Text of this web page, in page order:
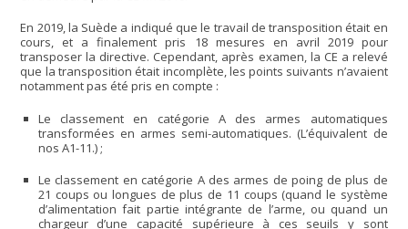
En 2019, la Suède a indiqué que le travail de transposition était en
cours, et a finalement pris 18 mesures en avril 2019 pour
transposer la directive. Cependant, après examen, la CE a relevé
que la transposition était incomplète, les points suivants n’avaient
notamment pas été pris en compte :
Le classement en catégorie A des armes automatiques
transformées en armes semi-automatiques. (L’équivalent de
nos A1-11.) ;
Le classement en catégorie A des armes de poing de plus de
21 coups ou longues de plus de 11 coups (quand le système
d’alimentation fait partie intégrante de l’arme, ou quand un
chargeur d’une capacité supérieure à ces seuils y sont